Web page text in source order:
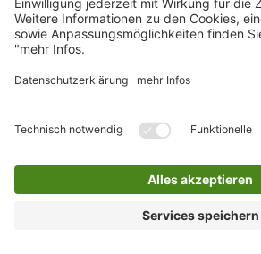
Startseite Impressum Datenschutz
Barriere melden
Barrierefreiheit